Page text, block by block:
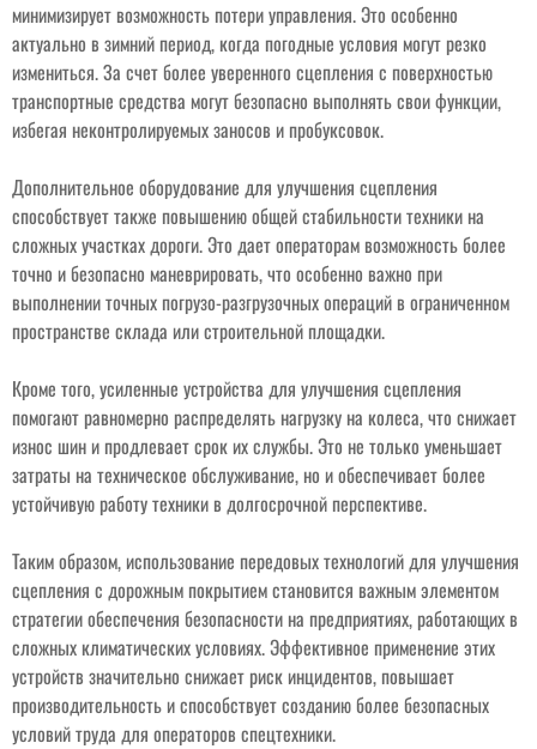
минимизирует возможность потери управления. Это особенно
актуально в зимний период, когда погодные условия могут резко
измениться. За счет более уверенного сцепления с поверхностью
транспортные средства могут безопасно выполнять свои функции,
избегая неконтролируемых заносов и пробуксовок.
Дополнительное оборудование для улучшения сцепления
способствует также повышению общей стабильности техники на
сложных участках дороги. Это дает операторам возможность более
точно и безопасно маневрировать, что особенно важно при
выполнении точных погрузо-разгрузочных операций в ограниченном
пространстве склада или строительной площадки.
Кроме того, усиленные устройства для улучшения сцепления
помогают равномерно распределять нагрузку на колеса, что снижает
износ шин и продлевает срок их службы. Это не только уменьшает
затраты на техническое обслуживание, но и обеспечивает более
устойчивую работу техники в долгосрочной перспективе.
Таким образом, использование передовых технологий для улучшения
сцепления с дорожным покрытием становится важным элементом
стратегии обеспечения безопасности на предприятиях, работающих в
сложных климатических условиях. Эффективное применение этих
устройств значительно снижает риск инцидентов, повышает
производительность и способствует созданию более безопасных
условий труда для операторов спецтехники.